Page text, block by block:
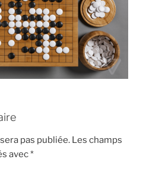
pas publiée. Les champs
avec*